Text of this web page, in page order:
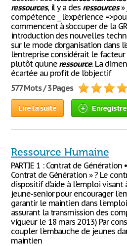
ressources, il y a des ressources»
compétence _ l’expérience
commencent à s’occuper de la
introduction des nouvelles
sur le mode d’organisation dans
l’entreprise considérait le facteur
plutôt qu’une ressource. La
écartée au profit de l’objectif
577 Mots / 3 Pages
Lire la suite
Ressource Humaine
PARTIE 1 : Contrat de Génération
Contrat de Génération » ? Le
dispositif d'aide à l'emploi visant
jeune-senior pour encourager
garantir le maintien dans
assurant la transmission des
vigueur le 18 mars 2013) Par
coupler l'embauche de jeunes
maintien